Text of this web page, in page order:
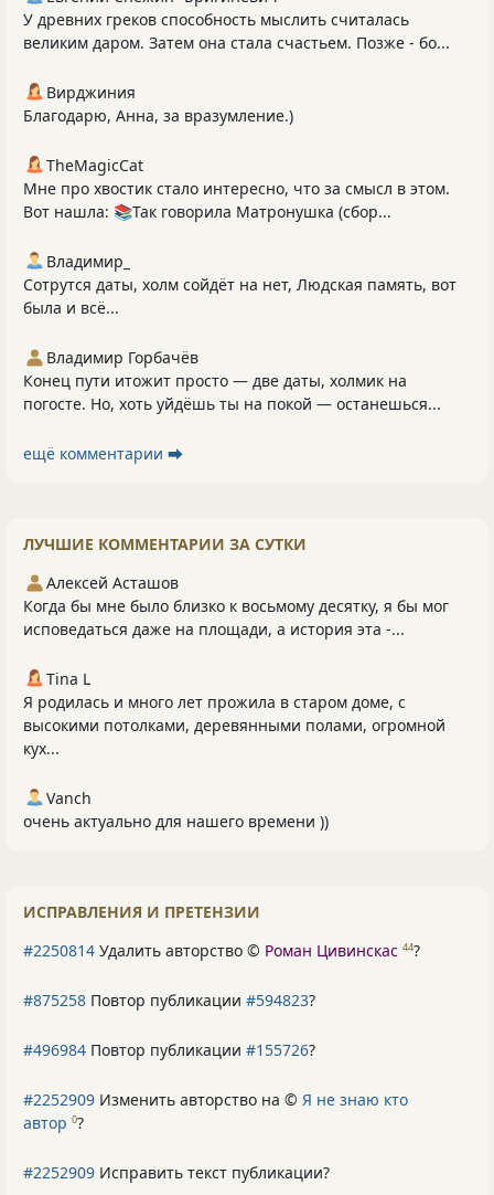
У древних греков способность мыслить считалась
великим даром. Затем она стала счастьем. Позже - бо...
Вирджиния
Благодарю, Анна, за вразумление.)
TheMagicCat
Мне про хвостик стало интересно, что за смысл в этом.
Вот нашла: 📚Так говорила Матронушка (сбор...
Владимир_
Сотрутся даты, холм сойдёт на нет, Людская память, вот
была и всё...
Владимир Горбачёв
Конец пути итожит просто — две даты, холмик на
погосте. Но, хоть уйдёшь ты на покой — останешься...
ещё комментарии ⮕
ЛУЧШИЕ КОММЕНТАРИИ ЗА СУТКИ
Алексей Асташов
Когда бы мне было близко к восьмому десятку, я бы мог
исповедаться даже на площади, а история эта -...
Tina L
Я родилась и много лет прожила в старом доме, с
высокими потолками, деревянными полами, огромной
кух...
Vanch
очень актуально для нашего времени ))
ИСПРАВЛЕНИЯ И ПРЕТЕНЗИИ
#2250814 Удалить авторство © Роман Цивинскас 44?
#875258 Повтор публикации #594823?
#496984 Повтор публикации #155726?
#2252909 Изменить авторство на © Я не знаю кто
автор 0?
#2252909 Исправить текст публикации?